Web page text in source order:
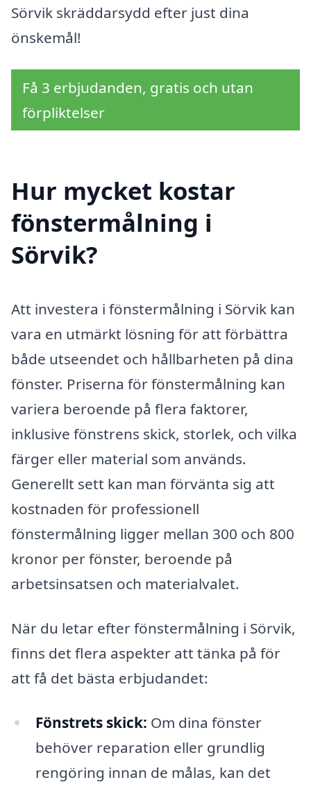
Sörvik skräddarsydd efter just dina
önskemål!
Få 3 erbjudanden, gratis och utan
förpliktelser
Hur mycket kostar
fönstermålning i
Sörvik?
Att investera i fönstermålning i Sörvik kan
vara en utmärkt lösning för att förbättra
både utseendet och hållbarheten på dina
fönster. Priserna för fönstermålning kan
variera beroende på flera faktorer,
inklusive fönstrens skick, storlek, och vilka
färger eller material som används.
Generellt sett kan man förvänta sig att
kostnaden för professionell
fönstermålning ligger mellan 300 och 800
kronor per fönster, beroende på
arbetsinsatsen och materialvalet.
När du letar efter fönstermålning i Sörvik,
finns det flera aspekter att tänka på för
att få det bästa erbjudandet:
Fönstrets skick: Om dina fönster
behöver reparation eller grundlig
rengöring innan de målas, kan det